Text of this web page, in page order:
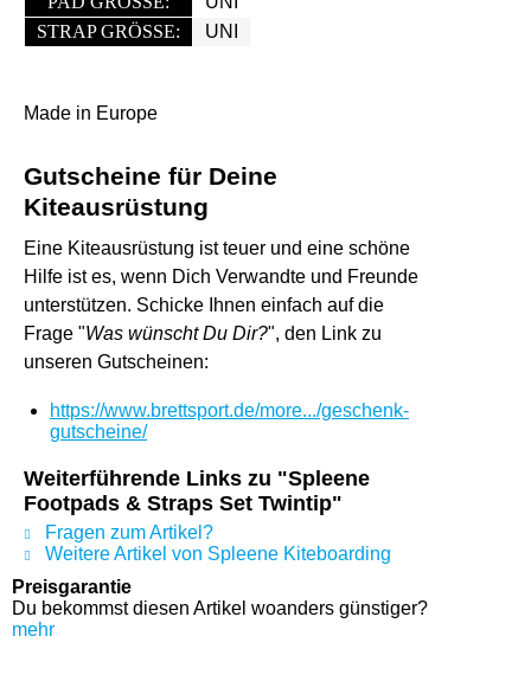
STRAP GRÖSSE:
UNI
Made in Europe
Gutscheine für Deine
Kiteausrüstung
Eine Kiteausrüstung ist teuer und eine schöne
Hilfe ist es, wenn Dich Verwandte und Freunde
unterstützen. Schicke Ihnen einfach auf die
Frage "Was wünscht Du Dir?", den Link zu
unseren Gutscheinen:
https://www.brettsport.de/more.../geschenk-
gutscheine/
Weiterführende Links zu "Spleene
Footpads & Straps Set Twintip"
Fragen zum Artikel?
Weitere Artikel von Spleene Kiteboarding
Preisgarantie
Du bekommst diesen Artikel woanders günstiger?
mehr